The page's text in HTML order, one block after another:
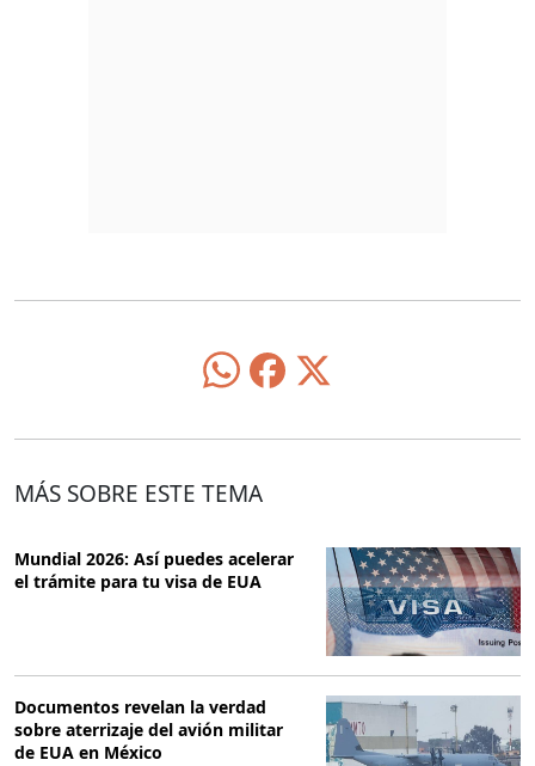
MÁS SOBRE ESTE TEMA
Mundial 2026: Así puedes acelerar
el trámite para tu visa de EUA
Documentos revelan la verdad
sobre aterrizaje del avión militar
de EUA en México